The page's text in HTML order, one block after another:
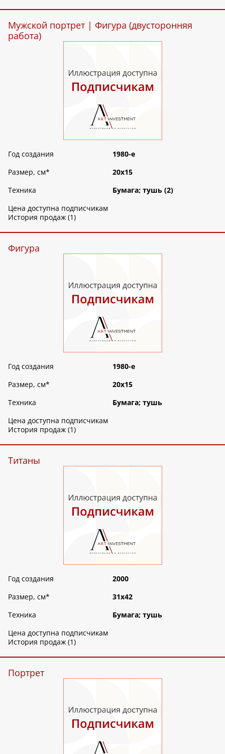
Мужской портрет | Фигура (двусторонняя
работа)
Год создания
1980-е
Размер, см*
20х15
Техника
Бумага; тушь (2)
Цена доступна подписчикам
История продаж (1)
Фигура
Год создания
1980-е
Размер, см*
20х15
Техника
Бумага; тушь
Цена доступна подписчикам
История продаж (1)
Титаны
Год создания
2000
Размер, см*
31х42
Техника
Бумага; тушь
Цена доступна подписчикам
История продаж (1)
Портрет